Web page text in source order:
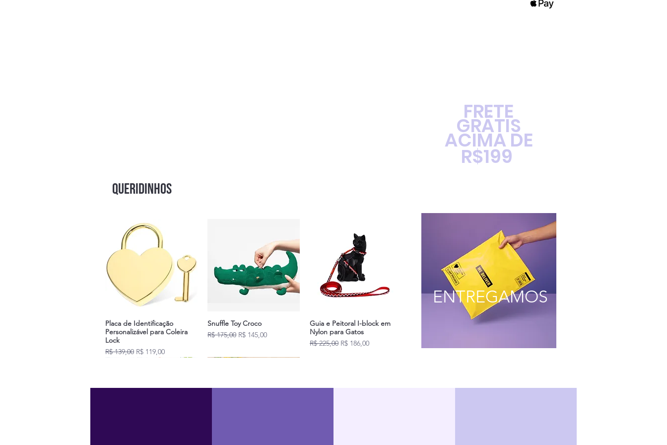
QUERIDINHOS
FRETE
GRÁTIS
ACIMA DE
R$199
Placa de Identificação
Personalizável para Coleira
Lock
Preço normal
R$ 139,00 Preço promocional
R$ 119,00
Snuffle Toy Croco
Preço normal
R$ 175,00 Preço promocional
R$ 145,00
Guia e Peitoral I-block em
Nylon para Gatos
Preço normal
R$ 225,00 Preço promocional
R$ 186,00
ENTREGAMOS